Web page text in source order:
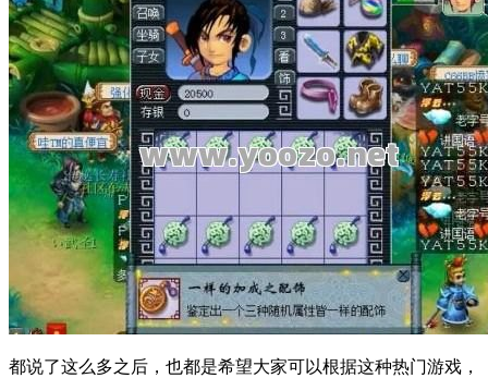
都说了这么多之后，也都是希望大家可以根据这种热门游戏，